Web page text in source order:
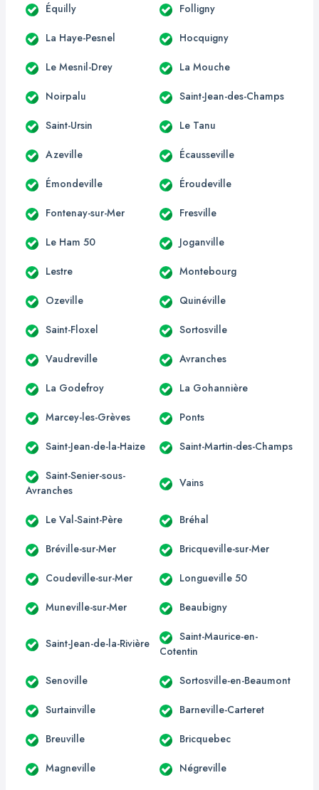
Équilly Folligny
La Haye-Pesnel Hocquigny
Le Mesnil-Drey La Mouche
Noirpalu Saint-Jean-des-Champs
Saint-Ursin Le Tanu
Azeville Écausseville
Émondeville Éroudeville
Fontenay-sur-Mer Fresville
Le Ham 50 Joganville
Lestre Montebourg
Ozeville Quinéville
Saint-Floxel Sortosville
Vaudreville Avranches
La Godefroy La Gohannière
Marcey-les-Grèves Ponts
Saint-Jean-de-la-Haize Saint-Martin-des-Champs
Saint-Senier-sous-
Avranches
Vains
Le Val-Saint-Père Bréhal
Bréville-sur-Mer Bricqueville-sur-Mer
Coudeville-sur-Mer Longueville 50
Muneville-sur-Mer Beaubigny
Saint-Jean-de-la-Rivière
Saint-Maurice-en-
Cotentin
Senoville Sortosville-en-Beaumont
Surtainville Barneville-Carteret
Breuville Bricquebec
Magneville Négreville